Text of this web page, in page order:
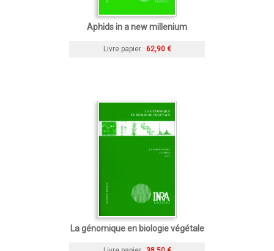
Aphids in a new millenium
Livre papier 62,90 €
La génomique en biologie végétale